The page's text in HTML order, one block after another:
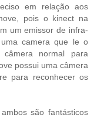
em relação aos
pois o kinect na
um emissor de infra-
camera que le o
normal para
possui uma câmera
para reconhecer os
são fantásticos